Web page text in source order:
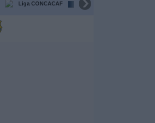
Liga CONCACAF Champions League